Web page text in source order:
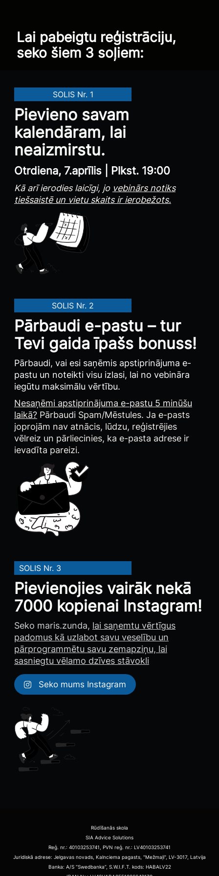
Lai pabeigtu reģistrāciju,
seko šiem 3 soļiem:
SOLIS Nr. 1
Pievieno savam
kalendāram, lai
neaizmirstu.
Otrdiena, 7.aprīlis | Plkst. 19:00
Kā arī ierodies laicīgi, jo vebinārs notiks
tiešsaistē un vietu skaits ir ierobežots.
SOLIS Nr. 2
Pārbaudi e-pastu – tur
Tevi gaida īpašs bonuss!
Pārbaudi, vai esi saņēmis apstiprinājuma e-
pastu un noteikti visu izlasi, lai no vebināra
iegūtu maksimālu vērtību.
Nesaņēmi apstiprinājuma e-pastu 5 minūšu
laikā? Pārbaudi Spam/Mēstules. Ja e-pasts
joprojām nav atnācis, lūdzu, reģistrējies
vēlreiz un pārliecinies, ka e-pasta adrese ir
ievadīta pareizi.
SOLIS Nr. 3
Pievienojies vairāk nekā
7000 kopienai Instagram!
Seko maris.zunda, lai saņemtu vērtīgus
padomus kā uzlabot savu veselību un
pārprogrammētu savu zemapziņu, lai
sasniegtu vēlamo dzīves stāvokli
Seko mums Instagram
Rūdīšanās skola
SIA Advice Solutions
Reģ. nr.: 40103253741, PVN reģ. nr.: LV40103253741
​Juridiskā adrese: Jelgavas novads, Kalnciema pagasts, "Mežmaļi", LV-3017, Latvija
Banka: A/S “Swedbanka”, S.W.I.F.T. kods: HABALV22